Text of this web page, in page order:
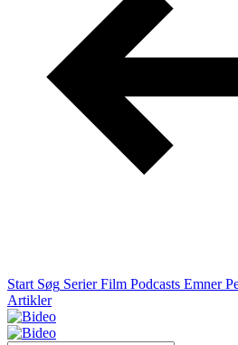
Start Søg Serier Film Podcasts Emner
Artikler